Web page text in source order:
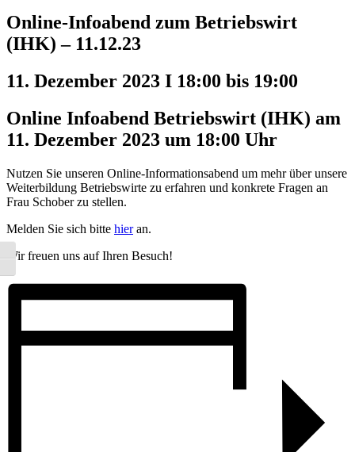
Umschalten auf hohe Kontraste
Online-Infoabend zum Betriebswirt
(IHK) – 11.12.23
11. Dezember 2023 I 18:00 bis 19:00
Online Infoabend Betriebswirt (IHK) am
11. Dezember 2023 um 18:00 Uhr
Nutzen Sie unseren Online-Informationsabend um mehr über unsere
Weiterbildung Betriebswirte zu erfahren und konkrete Fragen an
Frau Schober zu stellen.
Melden Sie sich bitte hieran.
Wir freuen uns auf Ihren Besuch!